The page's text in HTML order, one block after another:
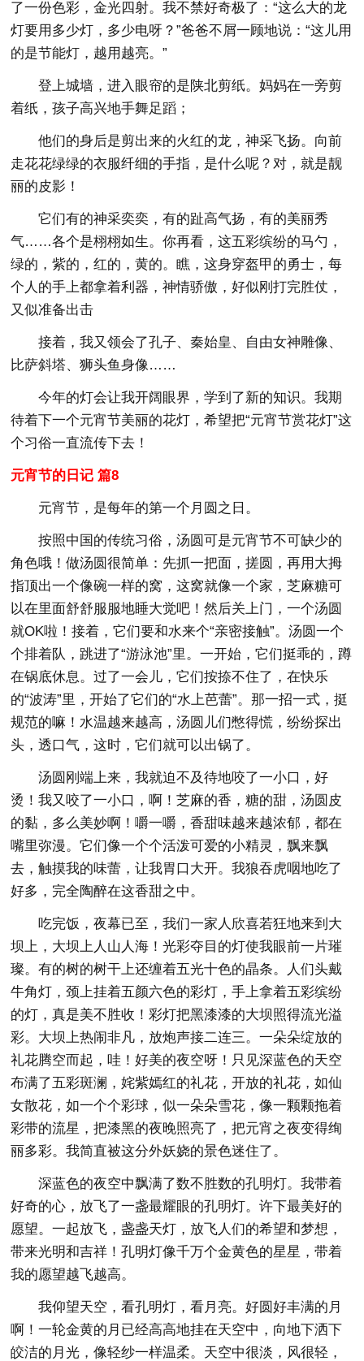
了一份色彩，金光四射。我不禁好奇极了：“这么大的龙
灯要用多少灯，多少电呀？”爸爸不屑一顾地说：“这儿用
的是节能灯，越用越亮。”
登上城墙，进入眼帘的是陕北剪纸。妈妈在一旁剪
着纸，孩子高兴地手舞足蹈；
他们的身后是剪出来的火红的龙，神采飞扬。向前
走花花绿绿的衣服纤细的手指，是什么呢？对，就是靓
丽的皮影！
它们有的神采奕奕，有的趾高气扬，有的美丽秀
气……各个是栩栩如生。你再看，这五彩缤纷的马勺，
绿的，紫的，红的，黄的。瞧，这身穿盔甲的勇士，每
个人的手上都拿着利器，神情骄傲，好似刚打完胜仗，
又似准备出击
接着，我又领会了孔子、秦始皇、自由女神雕像、
比萨斜塔、狮头鱼身像……
今年的灯会让我开阔眼界，学到了新的知识。我期
待着下一个元宵节美丽的花灯，希望把“元宵节赏花灯”这
个习俗一直流传下去！
元宵节的日记 篇8
元宵节，是每年的第一个月圆之日。
按照中国的传统习俗，汤圆可是元宵节不可缺少的
角色哦！做汤圆很简单：先抓一把面，搓圆，再用大拇
指顶出一个像碗一样的窝，这窝就像一个家，芝麻糖可
以在里面舒舒服服地睡大觉吧！然后关上门，一个汤圆
就OK啦！接着，它们要和水来个“亲密接触”。汤圆一个
个排着队，跳进了“游泳池”里。一开始，它们挺乖的，蹲
在锅底休息。过了一会儿，它们按捺不住了，在快乐
的“波涛”里，开始了它们的“水上芭蕾”。那一招一式，挺
规范的嘛！水温越来越高，汤圆儿们憋得慌，纷纷探出
头，透口气，这时，它们就可以出锅了。
汤圆刚端上来，我就迫不及待地咬了一小口，好
烫！我又咬了一小口，啊！芝麻的香，糖的甜，汤圆皮
的黏，多么美妙啊！嚼一嚼，香甜味越来越浓郁，都在
嘴里弥漫。它们像一个个活泼可爱的小精灵，飘来飘
去，触摸我的味蕾，让我胃口大开。我狼吞虎咽地吃了
好多，完全陶醉在这香甜之中。
吃完饭，夜幕已至，我们一家人欣喜若狂地来到大
坝上，大坝上人山人海！光彩夺目的灯使我眼前一片璀
璨。有的树的树干上还缠着五光十色的晶条。人们头戴
牛角灯，颈上挂着五颜六色的彩灯，手上拿着五彩缤纷
的灯，真是美不胜收！彩灯把黑漆漆的大坝照得流光溢
彩。大坝上热闹非凡，放炮声接二连三。一朵朵绽放的
礼花腾空而起，哇！好美的夜空呀！只见深蓝色的天空
布满了五彩斑澜，姹紫嫣红的礼花，开放的礼花，如仙
女散花，如一个个彩球，似一朵朵雪花，像一颗颗拖着
彩带的流星，把漆黑的夜晚照亮了，把元宵之夜变得绚
丽多彩。我简直被这分外妖娆的景色迷住了。
深蓝色的夜空中飘满了数不胜数的孔明灯。我带着
好奇的心，放飞了一盏最耀眼的孔明灯。许下最美好的
愿望。一起放飞，盏盏天灯，放飞人们的希望和梦想，
带来光明和吉祥！孔明灯像千万个金黄色的星星，带着
我的愿望越飞越高。
我仰望天空，看孔明灯，看月亮。好圆好丰满的月
啊！一轮金黄的月已经高高地挂在天空中，向地下洒下
皎洁的月光，像轻纱一样温柔。天空中很淡，风很轻，